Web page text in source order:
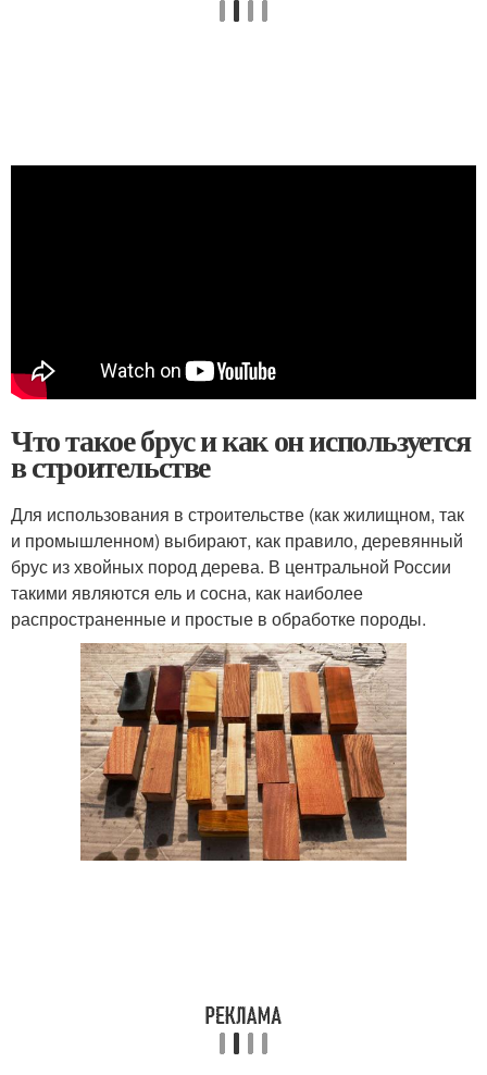
Что такое брус и как он используется
в строительстве
Для использования в строительстве (как жилищном, так
и промышленном) выбирают, как правило, деревянный
брус из хвойных пород дерева. В центральной России
такими являются ель и сосна, как наиболее
распространенные и простые в обработке породы.